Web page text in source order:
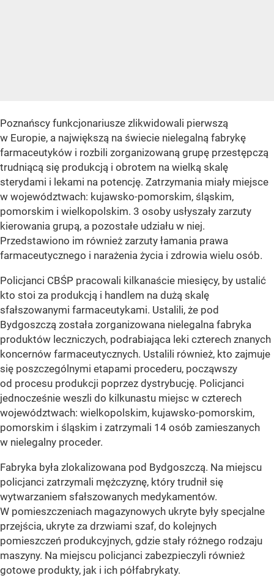
Poznańscy funkcjonariusze zlikwidowali pierwszą
w Europie, a największą na świecie nielegalną fabrykę
farmaceutyków i rozbili zorganizowaną grupę przestępczą
trudniącą się produkcją i obrotem na wielką skalę
sterydami i lekami na potencję. Zatrzymania miały miejsce
w województwach: kujawsko-pomorskim, śląskim,
pomorskim i wielkopolskim. 3 osoby usłyszały zarzuty
kierowania grupą, a pozostałe udziału w niej.
Przedstawiono im również zarzuty łamania prawa
farmaceutycznego i narażenia życia i zdrowia wielu osób.
Policjanci CBŚP pracowali kilkanaście miesięcy, by ustalić
kto stoi za produkcją i handlem na dużą skalę
sfałszowanymi farmaceutykami. Ustalili, że pod
Bydgoszczą została zorganizowana nielegalna fabryka
produktów leczniczych, podrabiająca leki czterech znanych
koncernów farmaceutycznych. Ustalili również, kto zajmuje
się poszczególnymi etapami procederu, począwszy
od procesu produkcji poprzez dystrybucję. Policjanci
jednocześnie weszli do kilkunastu miejsc w czterech
województwach: wielkopolskim, kujawsko-pomorskim,
pomorskim i śląskim i zatrzymali 14 osób zamieszanych
w nielegalny proceder.
Fabryka była zlokalizowana pod Bydgoszczą. Na miejscu
policjanci zatrzymali mężczyznę, który trudnił się
wytwarzaniem sfałszowanych medykamentów.
W pomieszczeniach magazynowych ukryte były specjalne
przejścia, ukryte za drzwiami szaf, do kolejnych
pomieszczeń produkcyjnych, gdzie stały różnego rodzaju
maszyny. Na miejscu policjanci zabezpieczyli również
gotowe produkty, jak i ich półfabrykaty.